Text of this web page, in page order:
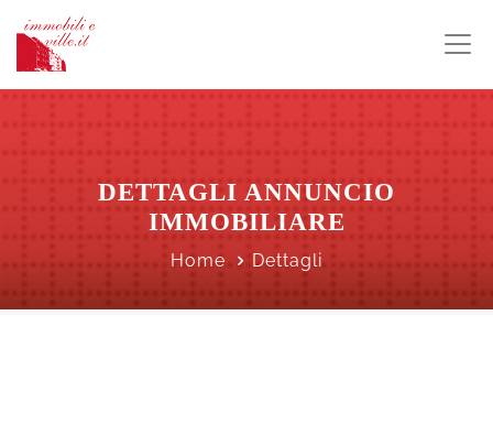
DETTAGLI ANNUNCIO
IMMOBILIARE
Home Dettagli